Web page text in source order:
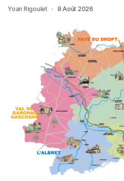
Yoan Rigoulet 8 Août 2026